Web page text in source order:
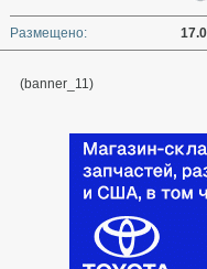
Размещено:
(banner_11)